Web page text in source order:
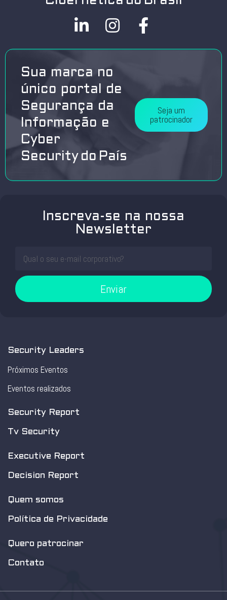
Sua marca no
único portal de
Segurança da
Informação e
Cyber
Security do País
Seja um
patrocinador
Inscreva-se na nossa
Newsletter
Enviar
Security Leaders
Próximos Eventos
Eventos realizados
Security Report
Tv Security
Executive Report
Decision Report
Quem somos
Política de Privacidade
Quero patrocinar
Contato